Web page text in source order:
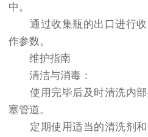
中。
通过收集瓶的出口进行收
作参数。
维护指南
清洁与消毒：
使用完毕后及时清洗内部
塞管道。
定期使用适当的清洗剂和